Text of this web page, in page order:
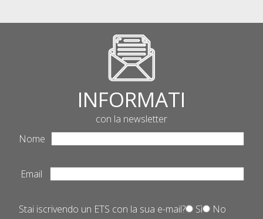
INFORMATI
con la newsletter
Nome
Email
Stai iscrivendo un ETS con la sua e-mail? Sì No